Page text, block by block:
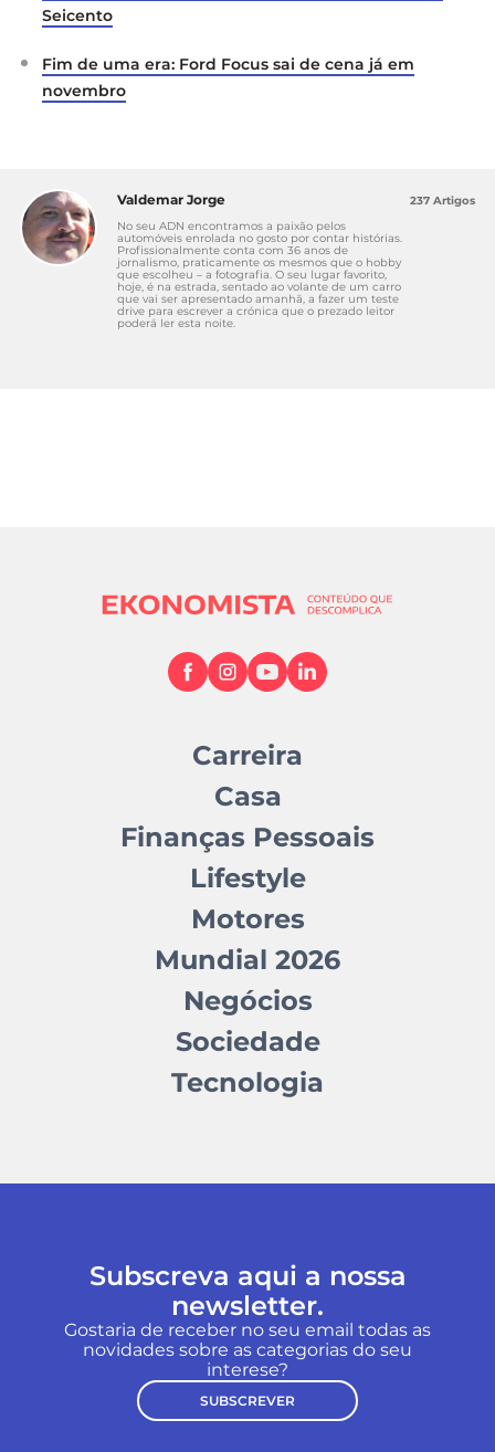
Seicento
Fim de uma era: Ford Focus sai de cena já em
novembro
Valdemar Jorge
No seu ADN encontramos a paixão pelos
automóveis enrolada no gosto por contar histórias.
Profissionalmente conta com 36 anos de
jornalismo, praticamente os mesmos que o hobby
que escolheu – a fotografia. O seu lugar favorito,
hoje, é na estrada, sentado ao volante de um carro
que vai ser apresentado amanhã, a fazer um teste
drive para escrever a crónica que o prezado leitor
poderá ler esta noite.
237 Artigos
Carreira
Casa
Finanças Pessoais
Lifestyle
Motores
Mundial 2026
Negócios
Sociedade
Tecnologia
Subscreva aqui a nossa
newsletter.
Gostaria de receber no seu email todas as
novidades sobre as categorias do seu
interese?
SUBSCREVER